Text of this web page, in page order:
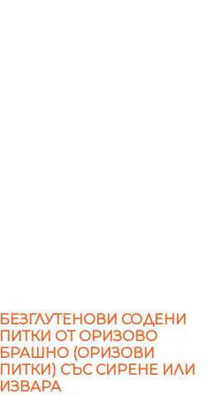
БЕЗГЛУТЕНОВИ СОДЕНИ
ПИТКИ ОТ ОРИЗОВО
БРАШНО (ОРИЗОВИ
ПИТКИ) СЪС СИРЕНЕ ИЛИ
ИЗВАРА